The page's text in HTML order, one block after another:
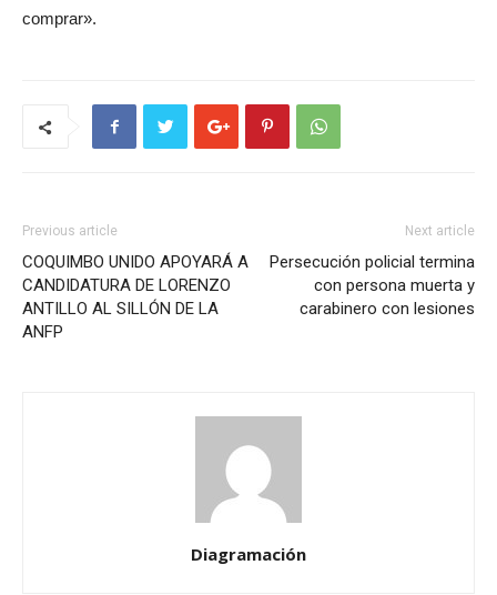
comprar».
Previous article
COQUIMBO UNIDO APOYARÁ A
CANDIDATURA DE LORENZO
ANTILLO AL SILLÓN DE LA
ANFP
Next article
Persecución policial termina
con persona muerta y
carabinero con lesiones
Diagramación